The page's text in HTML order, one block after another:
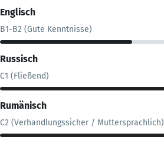
Englisch
B1-B2 (Gute Kenntnisse)
Russisch
C1 (Fließend)
Rumänisch
C2 (Verhandlungssicher / Muttersprachlich)